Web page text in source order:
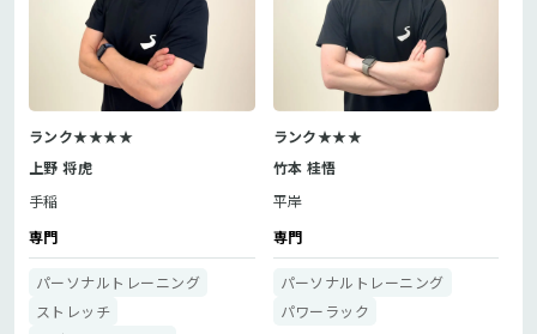
ランク★★★★
上野 将虎
手稲
専門
パーソナルトレーニング
ストレッチ
ランク★★★
竹本 桂悟
平岸
専門
パーソナルトレーニング
パワーラック